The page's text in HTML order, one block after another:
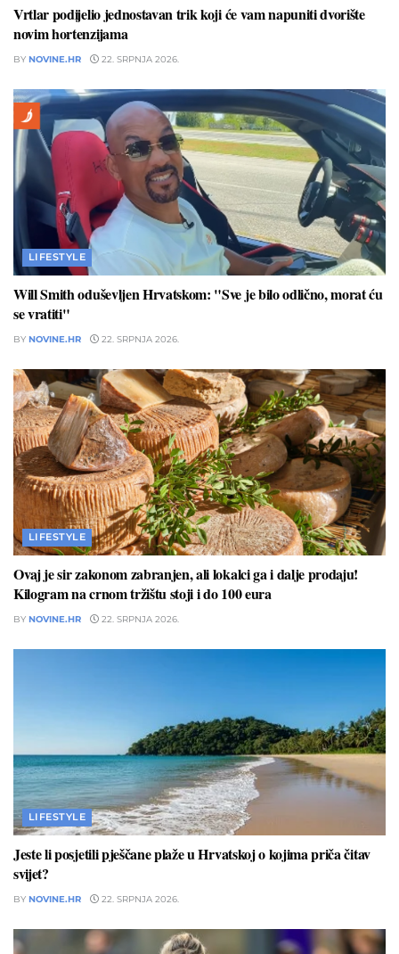
Vrtlar podijelio jednostavan trik koji će vam napuniti dvorište
novim hortenzijama
BY NOVINE.HR 22. SRPNJA 2026.
LIFESTYLE
Will Smith oduševljen Hrvatskom: "Sve je bilo odlično, morat ću
se vratiti"
BY NOVINE.HR 22. SRPNJA 2026.
LIFESTYLE
Ovaj je sir zakonom zabranjen, ali lokalci ga i dalje prodaju!
Kilogram na crnom tržištu stoji i do 100 eura
BY NOVINE.HR 22. SRPNJA 2026.
LIFESTYLE
Jeste li posjetili pješčane plaže u Hrvatskoj o kojima priča čitav
svijet?
BY NOVINE.HR 22. SRPNJA 2026.